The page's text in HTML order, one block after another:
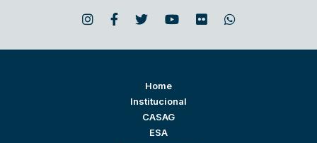
Home
Institucional
CASAG
ESA